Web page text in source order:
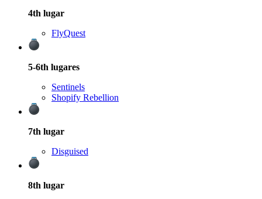
4th lugar
FlyQuest
5-6th lugares
Sentinels
Shopify Rebellion
7th lugar
Disguised
8th lugar